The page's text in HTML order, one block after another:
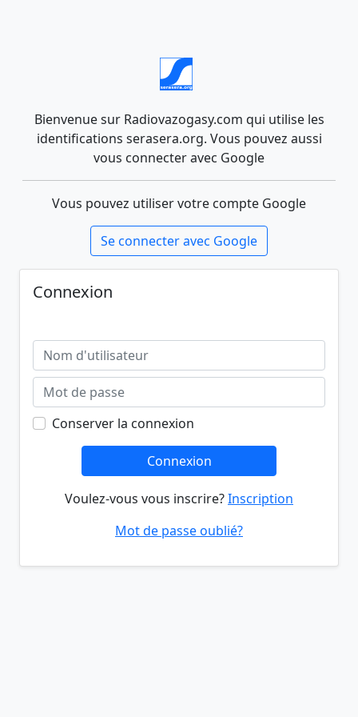
Bienvenue sur Radiovazogasy.com qui utilise les
identifications serasera.org. Vous pouvez aussi
vous connecter avec Google
Vous pouvez utiliser votre compte Google
Se connecter avec Google
Connexion
Conserver la connexion
Connexion
Voulez-vous vous inscrire?Inscription
Mot de passe oublié?